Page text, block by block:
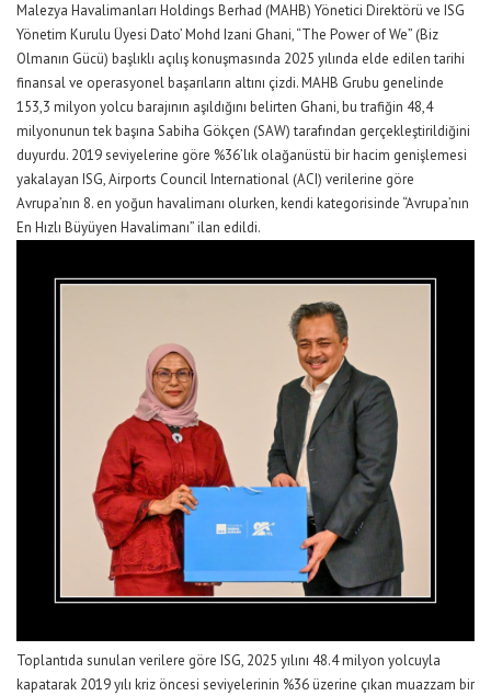
Malezya Havalimanları Holdings Berhad (MAHB) Yönetici Direktörü ve ISG
Yönetim Kurulu Üyesi Dato’ Mohd Izani Ghani,“The Power of We” (Biz
Olmanın Gücü) başlıklı açılış konuşmasında 2025 yılında elde edilen tarihi
finansal ve operasyonel başarıların altını çizdi. MAHB Grubu genelinde
153,3 milyon yolcu barajının aşıldığını belirten Ghani, bu trafiğin 48,4
milyonunun tek başına Sabiha Gökçen (SAW) tarafından gerçekleştirildiğini
duyurdu. 2019 seviyelerine göre %36’lık olağanüstü bir hacim genişlemesi
yakalayan ISG, Airports Council International (ACI) verilerine göre
Avrupa’nın 8. en yoğun havalimanı olurken, kendi kategorisinde “Avrupa’nın
En Hızlı Büyüyen Havalimanı” ilan edildi.
Toplantıda sunulan verilere göre ISG, 2025 yılını 48.4 milyon yolcuyla
kapatarak 2019 yılı kriz öncesi seviyelerinin %36 üzerine çıkan muazzam bir